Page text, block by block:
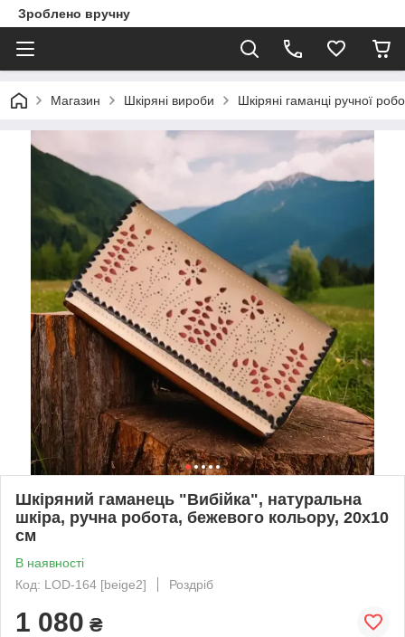
Зроблено вручну
Магазин Шкіряні вироби Шкіряні гаманці ручної
Шкіряний гаманець "Вибійка", натуральна
шкіра, ручна робота, бежевого кольору, 20х10
см
В наявності
Код: LOD-164 [beige2]
Роздріб
1 080 ₴